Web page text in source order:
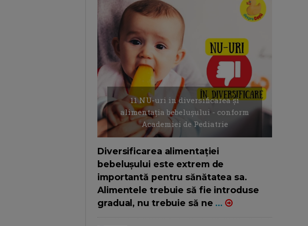
11 NU-uri in diversificarea și
alimentația bebelușului - conform
Academiei de Pediatrie
Diversificarea alimentației
bebelușului este extrem de
importantă pentru sănătatea sa.
Alimentele trebuie să fie introduse
gradual, nu trebuie să ne ...